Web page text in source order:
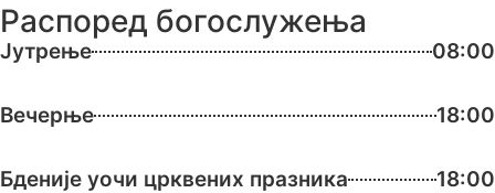
Распоред богослужења
Јутрење 08:00
Вечерње 18:00
Бденије уочи црквених празника 18:00